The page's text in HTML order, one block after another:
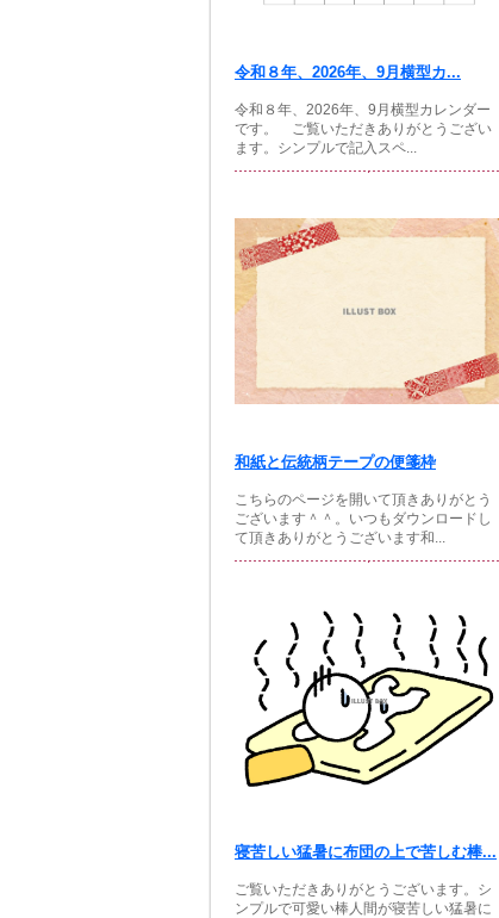
令和８年、2026年、9月横型カ...
令和８年、2026年、9月横型カレンダー
です。 ご覧いただきありがとうござい
ます。シンプルで記入スペ...
和紙と伝統柄テープの便箋枠
こちらのページを開いて頂きありがとう
ございます＾＾。いつもダウンロードし
て頂きありがとうございます和...
寝苦しい猛暑に布団の上で苦しむ棒...
ご覧いただきありがとうございます。シ
ンプルで可愛い棒人間が寝苦しい猛暑に